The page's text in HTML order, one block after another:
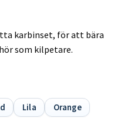
karbinset, för att bära
som kilpetare.
Lila
Orange